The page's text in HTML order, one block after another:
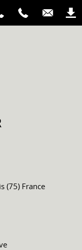
(75) France